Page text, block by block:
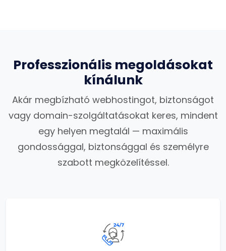
Professzionális megoldásokat
kínálunk
Akár megbízható webhostingot, biztonságot
vagy domain-szolgáltatásokat keres, mindent
egy helyen megtalál — maximális
gondossággal, biztonsággal és személyre
szabott megközelítéssel.